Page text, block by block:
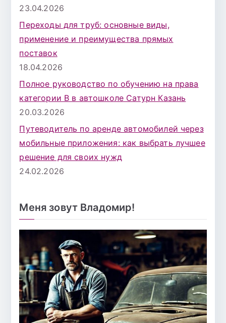
23.04.2026
Переходы для труб: основные виды,
применение и преимущества прямых
поставок
18.04.2026
Полное руководство по обучению на права
категории B в автошколе Сатурн Казань
20.03.2026
Путеводитель по аренде автомобилей через
мобильные приложения: как выбрать лучшее
решение для своих нужд
24.02.2026
Меня зовут Владомир!